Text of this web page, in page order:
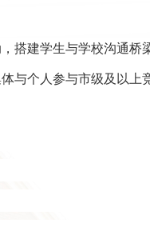
搭建学生与学校沟通桥
与个人参与市级及以上